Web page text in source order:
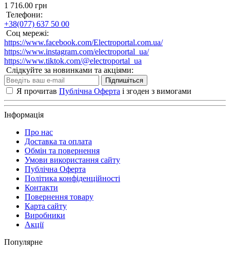
1 716.00 грн
Телефони:
+38(077) 637 50 00
Соц мережі:
https://www.facebook.com/Electroportal.com.ua/
https://www.instagram.com/electroportal_ua/
https://www.tiktok.com/@electroportal_ua
Слідкуйте за новинками та акціями:
Підпишіться
Я прочитав Публічна Оферта і згоден з вимогами
Інформація
Про нас
Доставка та оплата
Обмін та повернення
Умови використання сайту
Публічна Оферта
Політика конфіденційності
Контакти
Повернення товару
Карта сайту
Виробники
Акції
Популярне